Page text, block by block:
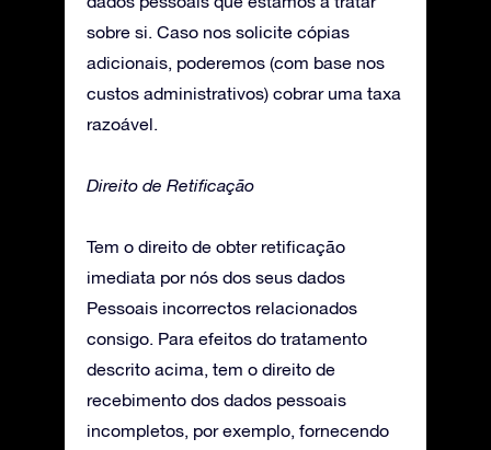
sobre si. Caso nos solicite cópias
adicionais, poderemos (com base nos
custos administrativos) cobrar uma taxa
razoável.
Direito de Retificação
Tem o direito de obter retificação
imediata por nós dos seus dados
Pessoais incorrectos relacionados
consigo. Para efeitos do tratamento
descrito acima, tem o direito de
recebimento dos dados pessoais
incompletos, por exemplo, fornecendo